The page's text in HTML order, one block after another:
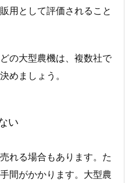
用として評価されること
の大型農機は、複数社で
めましょう。
い
れる場合もあります。た
間がかかります。大型農